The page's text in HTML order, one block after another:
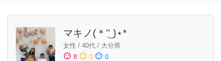
マキノ(＊'͜' )⋆*
女性 / 40代 / 大分県
sentiment_satisfied 8 sentiment_neutral 0 sentiment_dissatisfied 0